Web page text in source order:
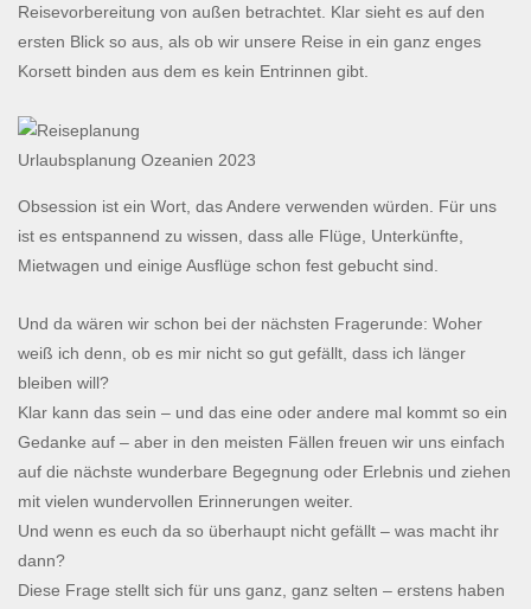
Reisevorbereitung von außen betrachtet. Klar sieht es auf den
ersten Blick so aus, als ob wir unsere Reise in ein ganz enges
Korsett binden aus dem es kein Entrinnen gibt.
Urlaubsplanung Ozeanien 2023
Obsession ist ein Wort, das Andere verwenden würden. Für uns
ist es entspannend zu wissen, dass alle Flüge, Unterkünfte,
Mietwagen und einige Ausflüge schon fest gebucht sind.
Und da wären wir schon bei der nächsten Fragerunde: Woher
weiß ich denn, ob es mir nicht so gut gefällt, dass ich länger
bleiben will?
Klar kann das sein – und das eine oder andere mal kommt so ein
Gedanke auf – aber in den meisten Fällen freuen wir uns einfach
auf die nächste wunderbare Begegnung oder Erlebnis und ziehen
mit vielen wundervollen Erinnerungen weiter.
Und wenn es euch da so überhaupt nicht gefällt – was macht ihr
dann?
Diese Frage stellt sich für uns ganz, ganz selten – erstens haben